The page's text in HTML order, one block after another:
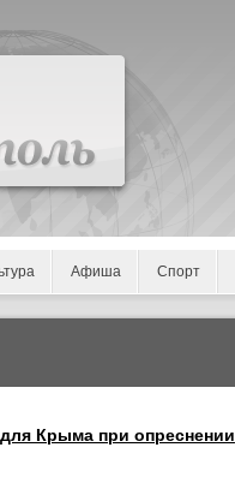
Афиша Спорт
Крыма при опреснении